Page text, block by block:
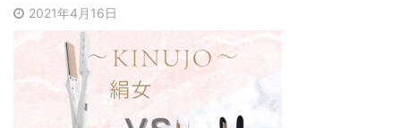
2021年4月16日